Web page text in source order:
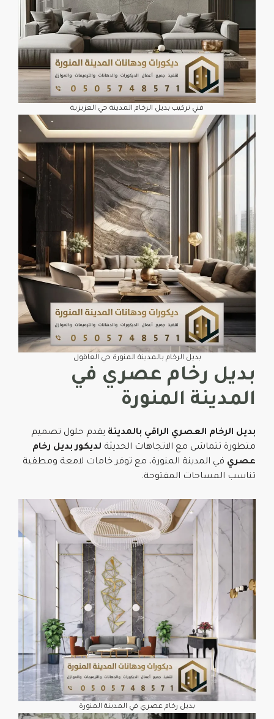
فني تركيب بديل الرخام المدينة حي العزيزية
بديل الرخام بالمدينة المنورة حي العاقول
بديل رخام عصري في
المدينة المنورة
بديل الرخام العصري الراقي بالمدينة يقدم حلول تصميم
متطورة تتماشى مع الاتجاهات الحديثة لديكور بديل رخام
عصري في المدينة المنورة، مع توفر خامات لامعة ومطفية
تناسب المساحات المفتوحة.
بديل رخام عصري في المدينة المنورة